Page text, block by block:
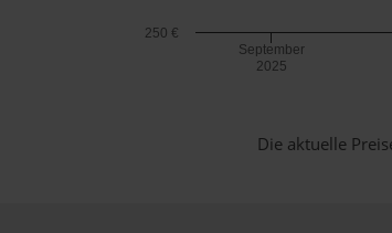
September
2025
250 €
Die aktuelle